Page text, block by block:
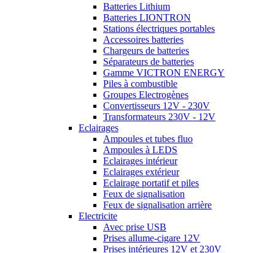
Batteries Lithium
Batteries LIONTRON
Stations électriques portables
Accessoires batteries
Chargeurs de batteries
Séparateurs de batteries
Gamme VICTRON ENERGY
Piles à combustible
Groupes Electrogènes
Convertisseurs 12V - 230V
Transformateurs 230V - 12V
Eclairages
Ampoules et tubes fluo
Ampoules à LEDS
Eclairages intérieur
Eclairages extérieur
Eclairage portatif et piles
Feux de signalisation
Feux de signalisation arrière
Electricite
Avec prise USB
Prises allume-cigare 12V
Prises intérieures 12V et 230V